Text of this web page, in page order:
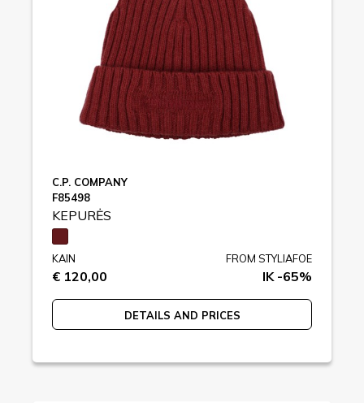
C.P. COMPANY
F85498
KEPURĖS
KAIN
€ 120,00
FROM STYLIAFOE
IK -65%
DETAILS AND PRICES